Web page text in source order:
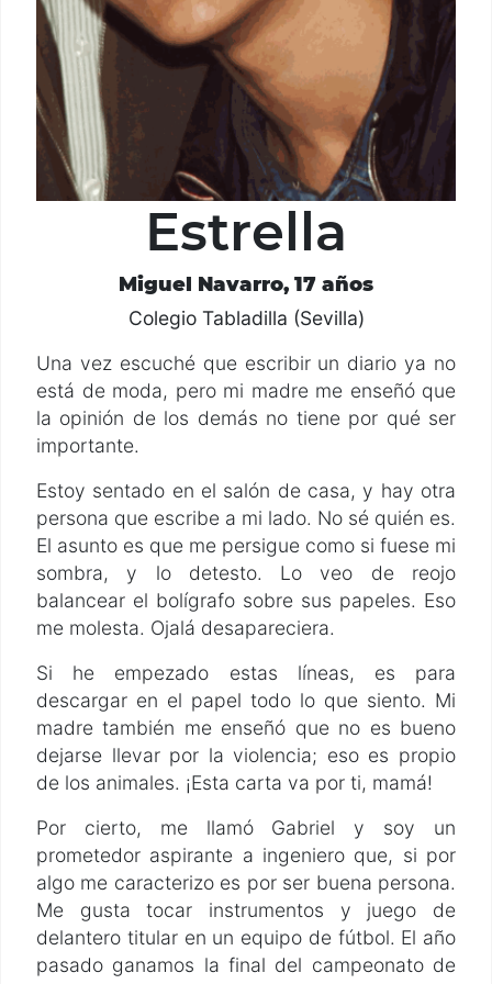
Estrella
Miguel Navarro, 17 años
Colegio Tabladilla (Sevilla)
Una vez escuché que escribir un diario ya no
está de moda, pero mi madre me enseñó que
la opinión de los demás no tiene por qué ser
importante.
Estoy sentado en el salón de casa, y hay otra
persona que escribe a mi lado. No sé quién es.
El asunto es que me persigue como si fuese mi
sombra, y lo detesto. Lo veo de reojo
balancear el bolígrafo sobre sus papeles. Eso
me molesta. Ojalá desapareciera.
Si he empezado estas líneas, es para
descargar en el papel todo lo que siento. Mi
madre también me enseñó que no es bueno
dejarse llevar por la violencia; eso es propio
de los animales. ¡Esta carta va por ti, mamá!
Por cierto, me llamó Gabriel y soy un
prometedor aspirante a ingeniero que, si por
algo me caracterizo es por ser buena persona.
Me gusta tocar instrumentos y juego de
delantero titular en un equipo de fútbol. El año
pasado ganamos la final del campeonato de